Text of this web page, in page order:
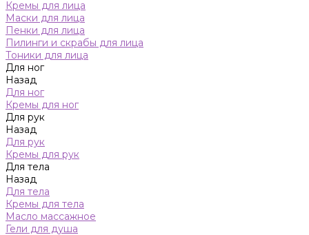
Кремы для лица
Маски для лица
Пенки для лица
Пилинги и скрабы для лица
Тоники для лица
Для ног
Назад
Для ног
Кремы для ног
Для рук
Назад
Для рук
Кремы для рук
Для тела
Назад
Для тела
Кремы для тела
Масло массажное
Гели для душа